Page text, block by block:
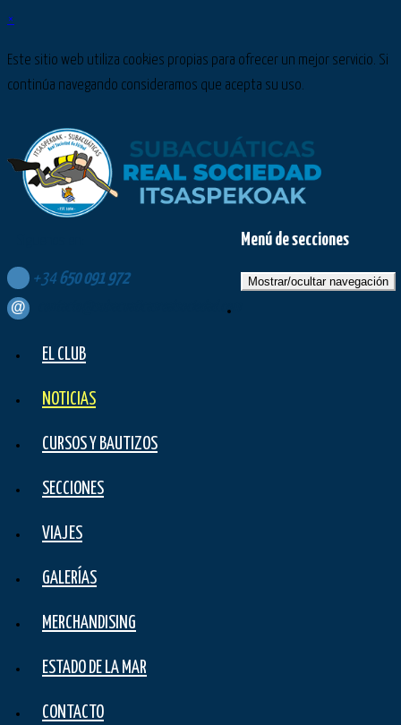
×
Este sitio web utiliza cookies propias para ofrecer un mejor servicio. Si
continúa navegando consideramos que acepta su uso.
+34 650 091 972
contacto@subacuaticasrealsociedad.com
Menú de secciones
Mostrar/ocultar navegación
EL CLUB
NOTICIAS
CURSOS Y BAUTIZOS
SECCIONES
VIAJES
GALERÍAS
MERCHANDISING
ESTADO DE LA MAR
CONTACTO